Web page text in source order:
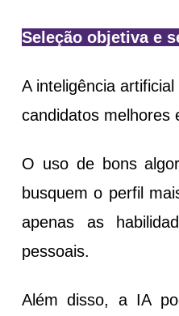
Seleção objetiva e
A inteligência
candidatos melhores
O uso de bons
busquem o perfil
apenas as
pessoais.
Além disso, a IA